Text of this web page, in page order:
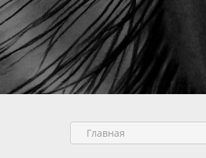
Главная